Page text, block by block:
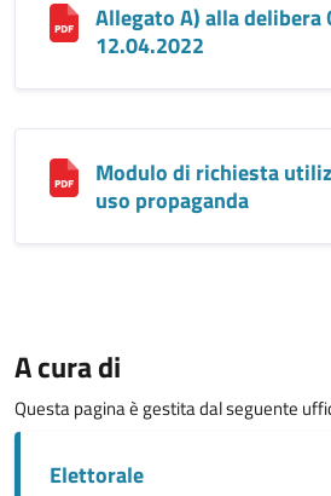
Allegato A) alla delibera
12.04.2022
Modulo di richiesta
uso propaganda
A cura di
Questa pagina è gestita dal seguente
Elettorale